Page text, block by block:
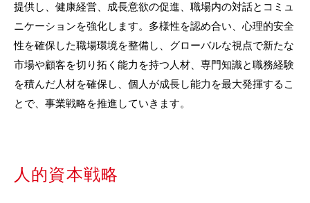
提供し、健康経営、成長意欲の促進、職場内の対話とコミュ
ニケーションを強化します。多様性を認め合い、心理的安全
性を確保した職場環境を整備し、グローバルな視点で新たな
市場や顧客を切り拓く能力を持つ人材、専門知識と職務経験
を積んだ人材を確保し、個人が成長し能力を最大発揮するこ
とで、事業戦略を推進していきます。
人的資本戦略